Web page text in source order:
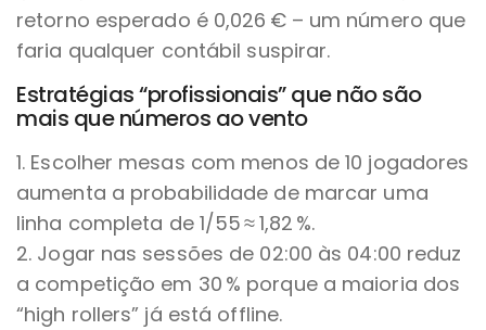
retorno esperado é 0,026 € – um número que
faria qualquer contábil suspirar.
Estratégias “profissionais” que não são
mais que números ao vento
1. Escolher mesas com menos de 10 jogadores
aumenta a probabilidade de marcar uma
linha completa de 1/55 ≈ 1,82 %.
2. Jogar nas sessões de 02:00 às 04:00 reduz
a competição em 30 % porque a maioria dos
“high rollers” já está offline.